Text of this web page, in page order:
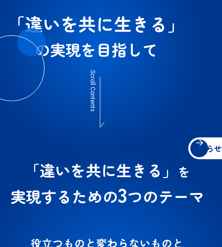
「違いを共に生きる」
の実現を目指して
Scroll Contents
お知らせ
「違いを共に生きる」 を
実現するための3つのテーマ
役立つものと変わらないものと